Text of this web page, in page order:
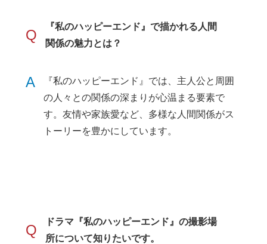
Q
『私のハッピーエンド』で描かれる人間
関係の魅力とは？
A
『私のハッピーエンド』では、主人公と周囲
の人々との関係の深まりが心温まる要素で
す。友情や家族愛など、多様な人間関係がス
トーリーを豊かにしています。
Q
ドラマ『私のハッピーエンド』の撮影場
所について知りたいです。